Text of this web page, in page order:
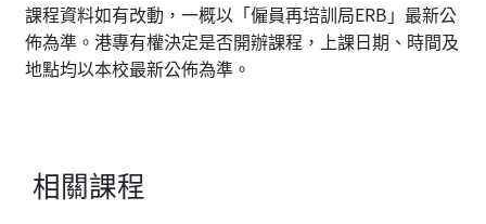
課程資料如有改動，一概以「僱員再培訓局ERB」最新公
佈為準。港專有權決定是否開辦課程，上課日期、時間及
地點均以本校最新公佈為準。
相關課程